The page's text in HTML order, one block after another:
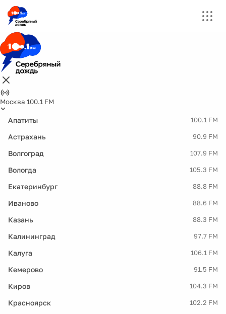
Москва 100.1 FM
Апатиты 100.1 FM
Астрахань 90.9 FM
Волгоград 107.9 FM
Вологда 105.3 FM
Екатеринбург 88.8 FM
Иваново 88.6 FM
Казань 88.3 FM
Калининград 97.7 FM
Калуга 106.1 FM
Кемерово 91.5 FM
Киров 104.3 FM
Красноярск 102.2 FM